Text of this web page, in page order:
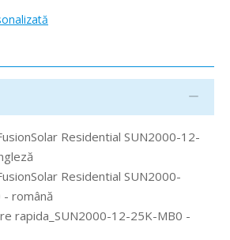
Residential SUN2000-12-
Residential SUN2000-
română
rapida_SUN2000-12-25K-MB0 -